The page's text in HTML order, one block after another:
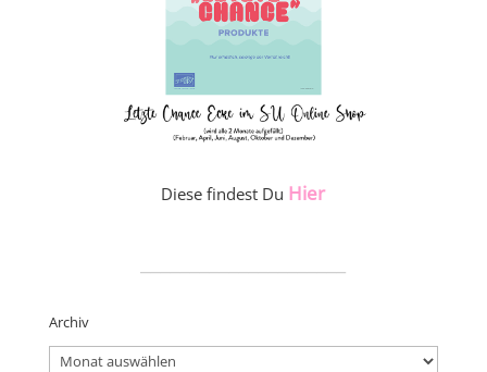
Diese findest Du Hier
Archiv
Archiv